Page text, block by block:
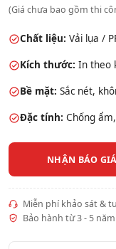
(Giá chưa bao gồm thi
Chất liệu: Vải lụa /
Kích thước: In theo
Bề mặt: Sắc nét,
Đặc tính: Chống
NHẬN BÁO GIÁ
Miễn phí khảo sát &
Bảo hành từ 3 - 5 năm